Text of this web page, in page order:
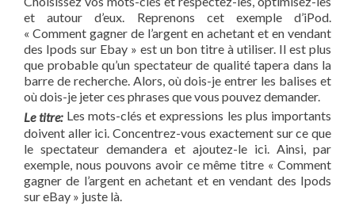
et autour d’eux. Reprenons cet exemple d’iPod.
« Comment gagner de l’argent en achetant et en vendant
des Ipods sur Ebay » est un bon titre à utiliser. Il est plus
que probable qu’un spectateur de qualité tapera dans la
barre de recherche. Alors, où dois-je entrer les balises et
où dois-je jeter ces phrases que vous pouvez demander.
Le titre:Les mots-clés et expressions les plus importants
doivent aller ici. Concentrez-vous exactement sur ce que
le spectateur demandera et ajoutez-le ici. Ainsi, par
exemple, nous pouvons avoir ce même titre « Comment
gagner de l’argent en achetant et en vendant des Ipods
sur eBay » juste là.